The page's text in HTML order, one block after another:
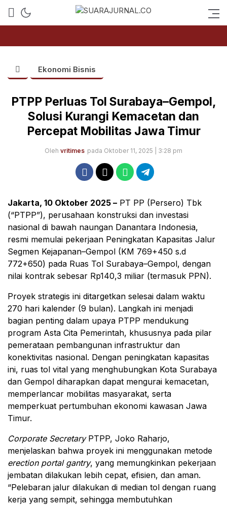
Ekonomi Bisnis
PTPP Perluas Tol Surabaya–Gempol,
Solusi Kurangi Kemacetan dan
Percepat Mobilitas Jawa Timur
Oleh vritimes pada Oktober 11, 2025 | 3:28 pm
Jakarta, 10 Oktober 2025 – PT PP (Persero) Tbk
(“PTPP”), perusahaan konstruksi dan investasi
nasional di bawah naungan Danantara Indonesia,
resmi memulai pekerjaan Peningkatan Kapasitas Jalur
Segmen Kejapanan–Gempol (KM 769+450 s.d
772+650) pada Ruas Tol Surabaya–Gempol, dengan
nilai kontrak sebesar Rp140,3 miliar (termasuk PPN).
Proyek strategis ini ditargetkan selesai dalam waktu
270 hari kalender (9 bulan). Langkah ini menjadi
bagian penting dalam upaya PTPP mendukung
program Asta Cita Pemerintah, khususnya pada pilar
pemerataan pembangunan infrastruktur dan
konektivitas nasional. Dengan peningkatan kapasitas
ini, ruas tol vital yang menghubungkan Kota Surabaya
dan Gempol diharapkan dapat mengurai kemacetan,
memperlancar mobilitas masyarakat, serta
memperkuat pertumbuhan ekonomi kawasan Jawa
Timur.
Corporate SecretaryPTPP, Joko Raharjo,
menjelaskan bahwa proyek ini menggunakan metode
erection portal gantry, yang memungkinkan pekerjaan
jembatan dilakukan lebih cepat, efisien, dan aman.
“Pelebaran jalur dilakukan di median tol dengan ruang
kerja yang sempit, sehingga membutuhkan